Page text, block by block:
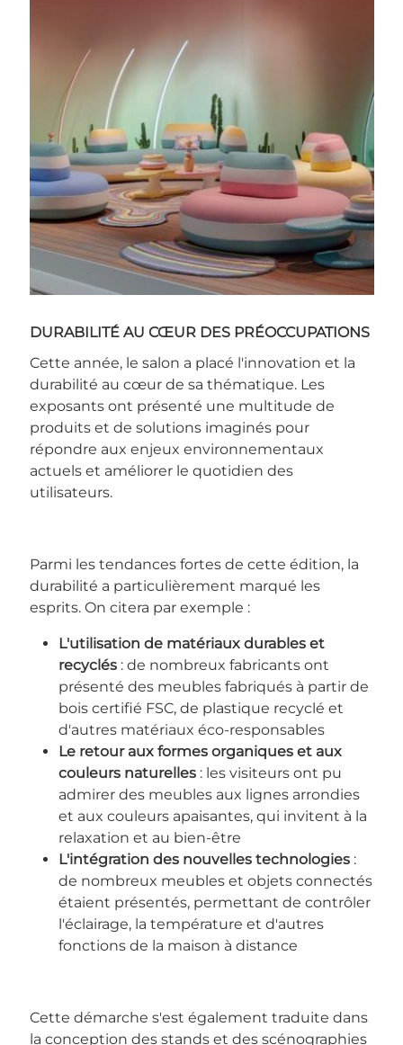
DURABILITÉ AU CŒUR DES PRÉOCCUPATIONS
Cette année, le salon a placé l'innovation et la
durabilité au cœur de sa thématique. Les
exposants ont présenté une multitude de
produits et de solutions imaginés pour
répondre aux enjeux environnementaux
actuels et améliorer le quotidien des
utilisateurs.
Parmi les tendances fortes de cette édition, la
durabilité a particulièrement marqué les
esprits. On citera par exemple :
L'utilisation de matériaux durables et
recyclés: de nombreux fabricants ont
présenté des meubles fabriqués à partir de
bois certifié FSC, de plastique recyclé et
d'autres matériaux éco-responsables
Le retour aux formes organiques et aux
couleurs naturelles: les visiteurs ont pu
admirer des meubles aux lignes arrondies
et aux couleurs apaisantes, qui invitent à la
relaxation et au bien-être
L'intégration des nouvelles technologies:
de nombreux meubles et objets connectés
étaient présentés, permettant de contrôler
l'éclairage, la température et d'autres
fonctions de la maison à distance
Cette démarche s'est également traduite dans
la conception des stands et des scénographies